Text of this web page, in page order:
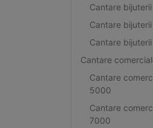
Cantare
Cantare
Cantare bijuterii
Cantare
Cantare
5000
Cantare
7000